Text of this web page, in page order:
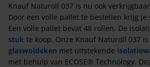
Knauf Naturoll 037 is nu ook
Door een volle pallet te bestellen krijg
Een volle pallet bevat 48 rollen. De
stuk te koop. Onze Knauf Naturoll 037
glaswoldeken met uitstekende
met behulp van ECOSE® Technology.